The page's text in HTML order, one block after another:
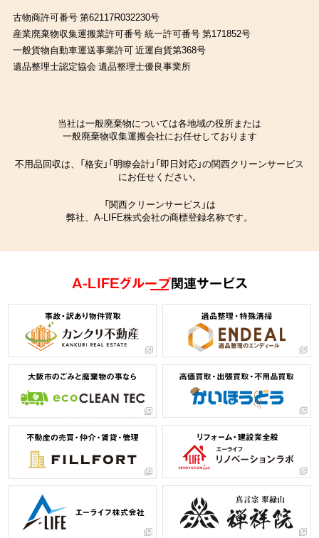
古物商許可番号 第62117R032230号
産業廃棄物収集運搬業許可番号 統一許可番号 第171852号
一般貨物自動車運送事業許可 近運自貨第368号
遺品整理士認定協会 遺品整理士優良事業所
当社は一般廃棄物については各地域の役所または
一般廃棄物収集運搬会社にお任せしております
不用品回収は、「格安」「明瞭会計」「即日対応」の関西クリーンサービス
にお任せください。
「関西クリーンサービス」は
弊社、A-LIFE株式会社の商標登録名称です。
A-LIFEグループ関連サービス